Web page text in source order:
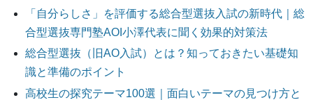
「自分らしさ」を評価する総合型選抜入試の新時代｜総
合型選抜専門塾AOI小澤代表に聞く効果的対策法
総合型選抜（旧AO入試）とは？知っておきたい基礎知
識と準備のポイント
高校生の探究テーマ100選｜面白いテーマの見つけ方と